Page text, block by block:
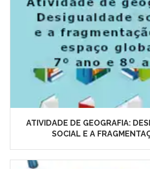
ATIVIDADE DE GEOGRAFIA:
SOCIAL E A